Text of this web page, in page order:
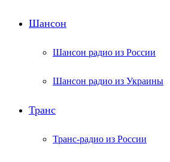
Шансон
Шансон радио из России
Шансон радио из Украины
Транс
Транс-радио из России